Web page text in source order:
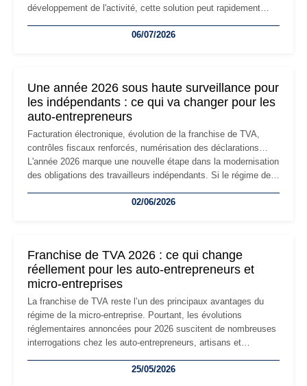
développement de l'activité, cette solution peut rapidement
professionnels, recrutement, image de marque… Le
06/07/2026
Une année 2026 sous haute surveillance pour
les indépendants : ce qui va changer pour les
auto-entrepreneurs
Facturation électronique, évolution de la franchise de TVA,
contrôles fiscaux renforcés, numérisation des déclarations…
L'année 2026 marque une nouvelle étape dans la modernisation
des obligations des travailleurs indépendants. Si le régime de
les auto-entrepreneurs devront s'adapter à un environnement
02/06/2026
Franchise de TVA 2026 : ce qui change
réellement pour les auto-entrepreneurs et
micro-entreprises
La franchise de TVA reste l’un des principaux avantages du
régime de la micro-entreprise. Pourtant, les évolutions
réglementaires annoncées pour 2026 suscitent de nombreuses
interrogations chez les auto-entrepreneurs, artisans et
facturation ou risque de bascule vers la TVA : les règles
25/05/2026